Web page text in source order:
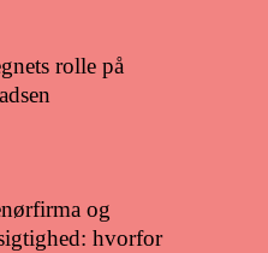
rolle på
og
hvorfor